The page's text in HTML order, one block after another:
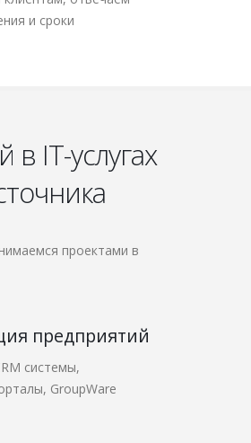
и сроки
IT-услугах
проектами в
предприятий
системы,
GroupWare